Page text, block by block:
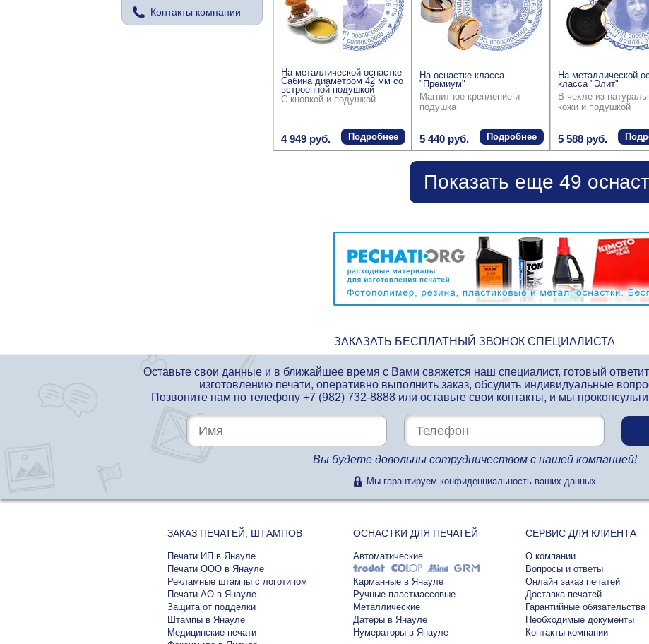
На металлической оснастке
Сабина диаметром 42 мм со
встроенной подушкой
С кнопкой и подушкой
4 949 руб. Подробнее
На оснастке класса
"Премиум"
Магнитное крепление и
подушка
5 440 руб. Подробнее
На металлической
класса "Элит"
В чехле из
кожи и подушкой
5 588 руб.
Показать еще 49
Контакты компании
ЗАКАЗАТЬ БЕСПЛАТНЫЙ ЗВОНОК СПЕЦИАЛИСТА
Оставьте свои данные и в ближайшее время с Вами свяжется наш специалист, готовый
изготовлению печати, оперативно выполнить заказ, обсудить индивидуальные
Позвоните нам по телефону +7 (982) 732-8888или оставьте свои контакты, и мы
Вы будете довольны сотрудничеством с нашей компанией!
Мы гарантируем конфиденциальность ваших данных
ЗАКАЗ ПЕЧАТЕЙ, ШТАМПОВ
Печати ИП в Янауле
Печати ООО в Янауле
Рекламные штампы с логотипом
Печати АО в Янауле
Защита от подделки
Штампы в Янауле
Медицинские печати
ОСНАСТКИ ДЛЯ ПЕЧАТЕЙ
Автоматические
Карманные в Янауле
Ручные пластмассовые
Металлические
Датеры в Янауле
Нумераторы в Янауле
СЕРВИС ДЛЯ КЛИЕНТА
О компании
Вопросы и ответы
Онлайн заказ печатей
Доставка печатей
Гарантийные обязательства
Необходимые документы
Контакты компании